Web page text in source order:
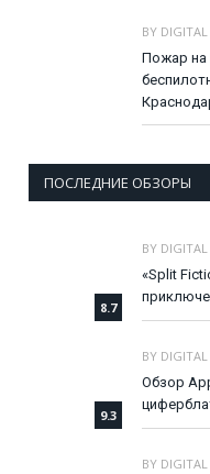
BY
Пожар на
ПОСЛЕДНИЕ ОБЗОРЫ
8.7
BY
«Split
9.3
BY
Обзор
BY